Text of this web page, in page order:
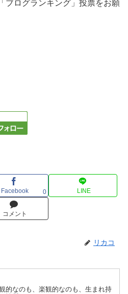
ブログランキング」投票をお願
Facebook 0 LINE
コメント
リカコ
的なのも、楽観的なのも、生まれ持